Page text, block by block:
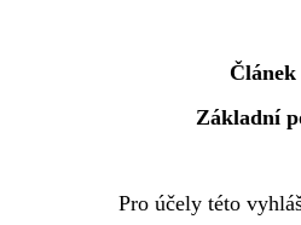
Článek
Základní
Pro účely této